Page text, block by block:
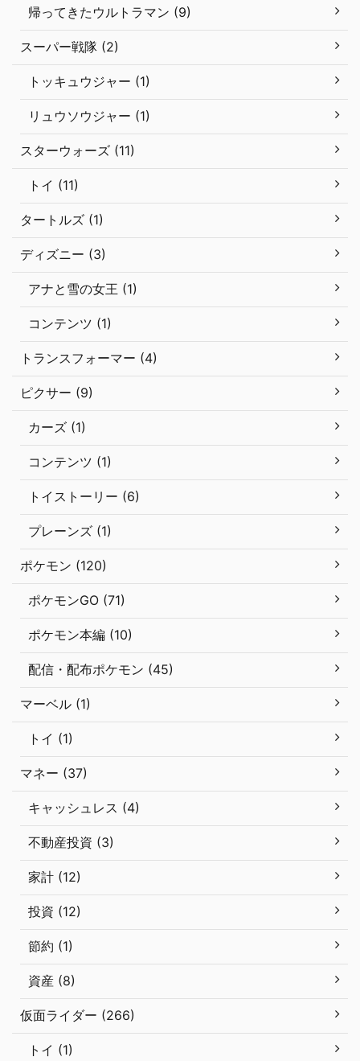
帰ってきたウルトラマン (9)
スーパー戦隊 (2)
トッキュウジャー (1)
リュウソウジャー (1)
スターウォーズ (11)
トイ (11)
タートルズ (1)
ディズニー (3)
アナと雪の女王 (1)
コンテンツ (1)
トランスフォーマー (4)
ピクサー (9)
カーズ (1)
コンテンツ (1)
トイストーリー (6)
プレーンズ (1)
ポケモン (120)
ポケモンGO (71)
ポケモン本編 (10)
配信・配布ポケモン (45)
マーベル (1)
トイ (1)
マネー (37)
キャッシュレス (4)
不動産投資 (3)
家計 (12)
投資 (12)
節約 (1)
資産 (8)
仮面ライダー (266)
トイ (1)